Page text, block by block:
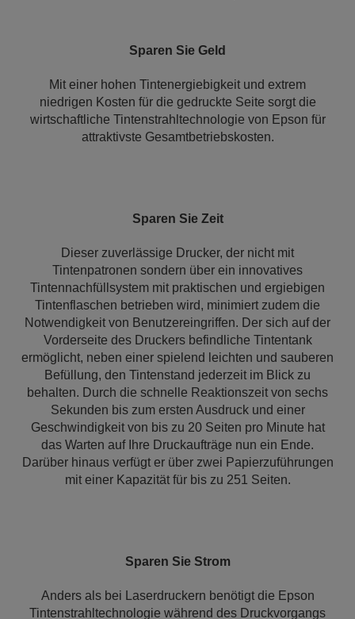
Sparen Sie Geld
Mit einer hohen Tintenergiebigkeit und extrem
niedrigen Kosten für die gedruckte Seite sorgt die
wirtschaftliche Tintenstrahltechnologie von Epson für
attraktivste Gesamtbetriebskosten.
Sparen Sie Zeit
Dieser zuverlässige Drucker, der nicht mit
Tintenpatronen sondern über ein innovatives
Tintennachfüllsystem mit praktischen und ergiebigen
Tintenflaschen betrieben wird, minimiert zudem die
Notwendigkeit von Benutzereingriffen. Der sich auf der
Vorderseite des Druckers befindliche Tintentank
ermöglicht, neben einer spielend leichten und sauberen
Befüllung, den Tintenstand jederzeit im Blick zu
behalten. Durch die schnelle Reaktionszeit von sechs
Sekunden bis zum ersten Ausdruck und einer
Geschwindigkeit von bis zu 20 Seiten pro Minute hat
das Warten auf Ihre Druckaufträge nun ein Ende.
Darüber hinaus verfügt er über zwei Papierzuführungen
mit einer Kapazität für bis zu 251 Seiten.
Sparen Sie Strom
Anders als bei Laserdruckern benötigt die Epson
Tintenstrahltechnologie während des Druckvorgangs